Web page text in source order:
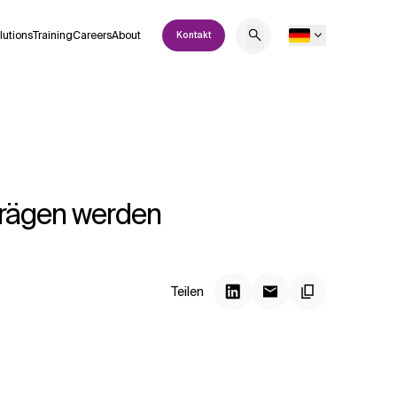
TrainingCareersAbout Kontakt
werden
Teilen